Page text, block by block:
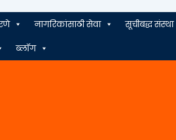
नागरिकांसाठी सेवा सूचीबद्ध संस्था
ब्लॉग